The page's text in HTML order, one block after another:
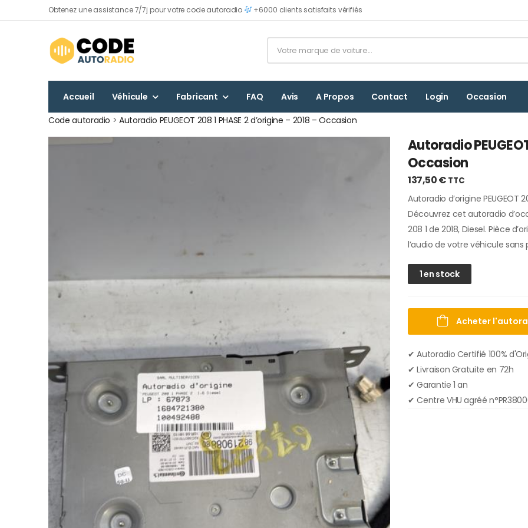
Obtenez une assistance 7/7j pour votre code autoradio +6000 clients satisfaits vérifiés
Accueil Véhicule Fabricant FAQ Avis A Propos Contact Login Occasion
Code autoradio >Autoradio PEUGEOT 208 1 PHASE 2 d’origine – 2018 – Occasion
Autoradio
Occasion
137,50€ TTC
Autoradio d’origine PEUGEOT
Découvrez cet autoradio
208 1 de 2018, Diesel. Pièce
l’audio de votre véhicule
1 en stock
Acheter
✔ Autoradio Certifié 100%
✔︎ Livraison Gratuite en 72h
✔︎ Garantie 1 an
✔︎ Centre VHU agréé